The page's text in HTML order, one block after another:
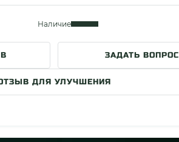
Наличие
ЗАДАТЬ ВОПРОС
ДЛЯ УЛУЧШЕНИЯ